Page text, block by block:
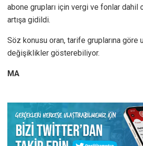
abone grupları için vergi ve fonlar dahil
artışa gidildi.
Söz konusu oran, tarife gruplarına göre
değişiklikler gösterebiliyor.
MA